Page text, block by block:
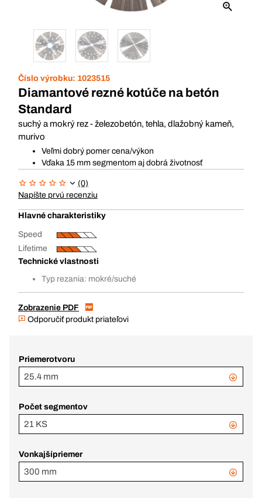
Číslo výrobku: 1023515
Diamantové rezné kotúče na betón
Standard
suchý a mokrý rez - železobetón, tehla, dlažobný kameň,
murivo
Veľmi dobrý pomer cena/výkon
Vďaka 15 mm segmentom aj dobrá životnosť
(0)
Napíšte prvú recenziu
Hlavné charakteristiky
Speed
Lifetime
Technické vlastnosti
Typ rezania: mokré/suché
Zobrazenie PDF
Odporučiť produkt priateľovi
Priemerotvoru
25.4 mm
Počet segmentov
21 KS
Vonkajšípriemer
300 mm